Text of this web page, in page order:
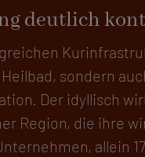
deutlich
sondern
Der idyllisch
Region, die ihre
allein